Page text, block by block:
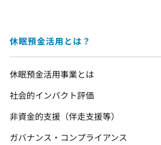
休眠預金活用とは？
休眠預金活用事業とは
社会的インパクト評価
非資金的支援（伴走支援等）
ガバナンス・コンプライアンス